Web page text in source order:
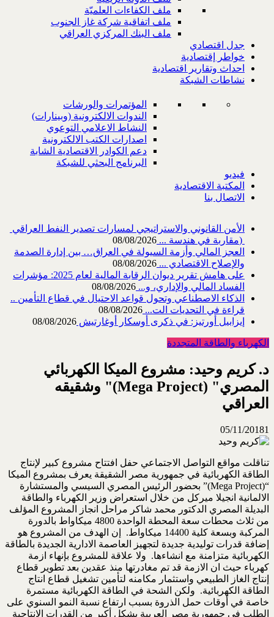
ملف الكفاءات العلميّة
ملف اتفاقية شركة غاز الجنوب
ملف البنك المركزي العراقي
جدل اقتصادي
خواطر إقتصادية
احداث وتقارير اقتصادية
نشاطات الشبكة
المؤتمرات والورشات
الندوات الالكترونية (وبينارات)
النشاط الاعلامي التوعوي
اصدارات الكتب الالكترونية
دعم الكوادر الاقتصادية الشابة
البرنامج البحثي للشبكة
فيديو
المكتبة الاقتصادية
الاتصال بنا
‎) ‎مقاربة في هندسة ...
08/08/2026
العجز المالي وأزمة السيولة في العراق… بين إدارة الصدمة
والإصلاح الاقتصادي ... 08/08/2026
على هامش تقرير ديوان الرقابة المالية لعام 2025: مؤشرات
الفساد المالي والإداري، و... 08/08/2026
الذكاء الاصطناعي وتحول قواعد الاحتيال في قطاع ‏التأمين ..
قراءة في التحديات الت... 08/08/2026
إيزابيل أورتيز: في ذكرى ‏أوسكار أوغارتيش 08/08/2026
الكهرباء والطاقة المتجددة
د. كريم وحيد: مشروع الميكا الكهربائي
المصري" (Mega Project)" وشقيقه
العراقي
05/11/20181
تناقلت مواقع التواصل الاجتماعي حفل افتتاح مشروع كبير لإنتاج
الطاقة الكهربائية في جمهورية مصر الشقيقة يعرف بمشروع الميكا
“(Mega Project)” بحضور الرئيس المصري السيسي والمستشارة
الالمانية انجيلا ميركل من خلال استعراض وزير الكهرباء والطاقة
البديلة المصري الدكتور محمد شاكر مراحل انجاز المشروع المؤلف
من ثلاث محطات سعة المحطة الواحدة 4800 ميكاواط بالدورة
المركبة وبسعة كلية 14400 ميكاواط. إن الهدف من المشروع هو
إضافة قدرات توليدية جديدة لتجهيز العاصمة الادارية الجديدة بالطاقة
الكهربائية متزامنة مع انشاءها. ولا علاقة للمشروع بإنهاء ازمة
كهرباء حيث ان الازمة قد تم مغادرتها منذ عقدين بعد تطوير قطاع
إنتاج الغاز الطبيعي واستثمار مكامنه لتأمين تشغيل قطاع انتاج
الطاقة الكهربائية. ولكن الشحة في الطاقة الكهربائية مستمرة
خاصة في أوقات حمل الذروة بسبب ارتفاع نسبة النمو السنوي على
الطلب في جمهورية مصر العربية بشكل أكبر من القدرات الانتاجية